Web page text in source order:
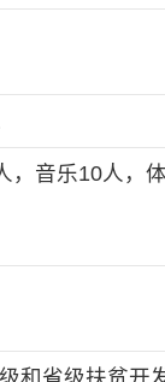
，音乐10人，
和省级扶贫开